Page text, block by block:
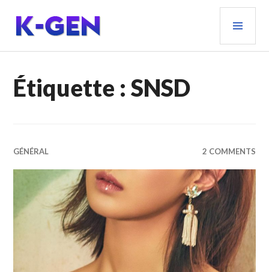
contenu
principal
K-GEN
Étiquette :SNSD
GÉNÉRAL 2 COMMENTS